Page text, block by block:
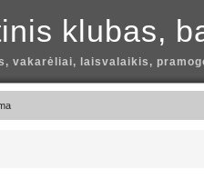
klubas,
vakarėliai, laisvalaikis,